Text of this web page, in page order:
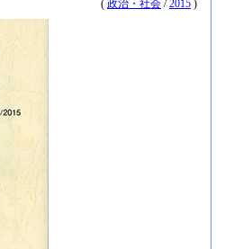
( 政治・社会 /2015 )